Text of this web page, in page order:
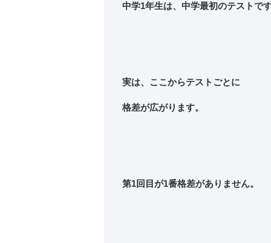
中学1年生は、中学最初のテストで
実は、ここからテストごとに
格差が広がります。
第1回目が1番格差がありません。